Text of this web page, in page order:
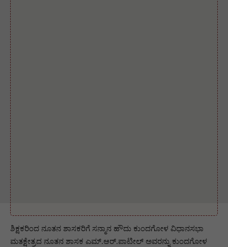
ಶಿಕ್ಷಕರಿಂದ ನೂತನ ಶಾಸಕರಿಗೆ ಸನ್ಮಾನ ಹೌದು ಕುಂದಗೋಳ ವಿಧಾನಸಭಾ
ಮತಕ್ಷೇತ್ರದ ನೂತನ ಶಾಸಕ ಎಮ್.ಆರ್.ಪಾಟೀಲ್ ಅವರನ್ನು ಕುಂದಗೋಳ